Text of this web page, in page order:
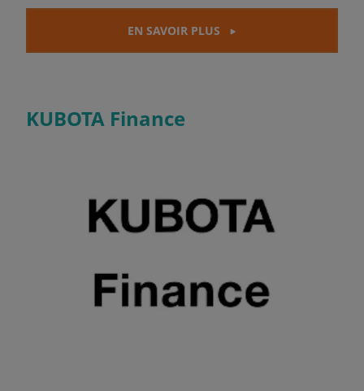
EN SAVOIR PLUS
KUBOTA Finance